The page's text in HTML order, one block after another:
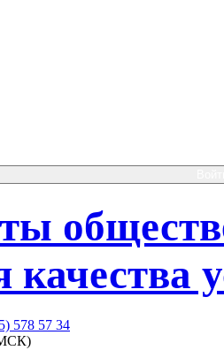
качества
578 57 34